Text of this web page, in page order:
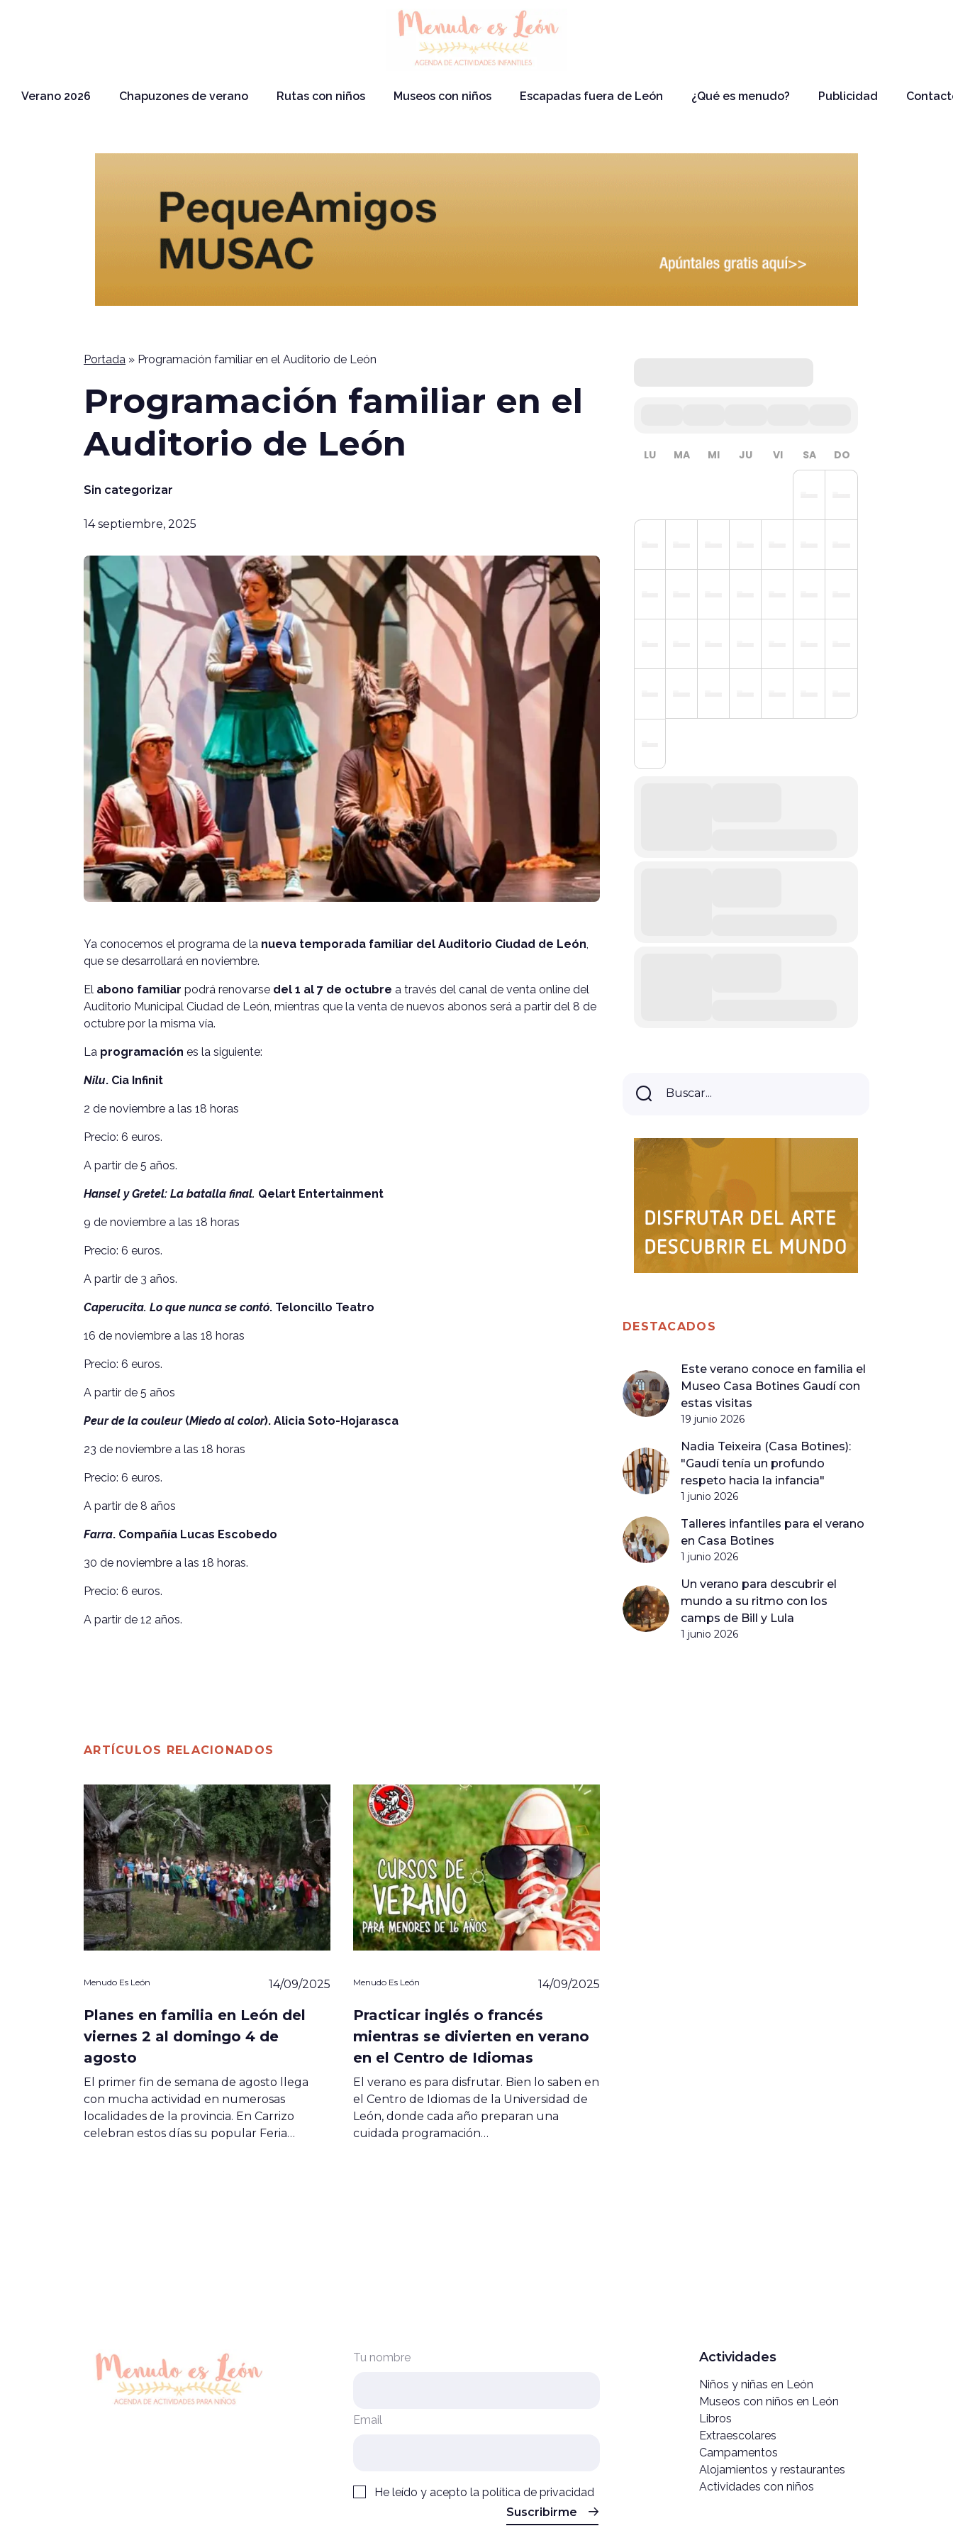
Verano 2026 Chapuzones de verano Rutas con niños Museos con niños Escapadas fuera de León ¿Qué es menudo? Publicidad
Portada » Programación familiar en el Auditorio de León
Programación familiar en el
Auditorio de León
Sin categorizar
14 septiembre, 2025
Ya conocemos el programa de la nueva temporada familiar del Auditorio Ciudad de León,
que se desarrollará en noviembre.
El abono familiar podrá renovarse del 1 al 7 de octubre a través del canal de venta online del
Auditorio Municipal Ciudad de León, mientras que la venta de nuevos abonos será a partir del 8 de
octubre por la misma vía.
La programación es la siguiente:
Nilu. Cia Infinit
2 de noviembre a las 18 horas
Precio: 6 euros.
A partir de 5 años.
Hansel y Gretel: La batalla final. Qelart Entertainment
9 de noviembre a las 18 horas
Precio: 6 euros.
A partir de 3 años.
Caperucita. Lo que nunca se contó. Teloncillo Teatro
16 de noviembre a las 18 horas
Precio: 6 euros.
A partir de 5 años
Peur de la couleur(Miedo al color). Alicia Soto-Hojarasca
23 de noviembre a las 18 horas
Precio: 6 euros.
A partir de 8 años
Farra. Compañía Lucas Escobedo
30 de noviembre a las 18 horas.
Precio: 6 euros.
A partir de 12 años.
ARTÍCULOS RELACIONADOS
Menudo Es León 14/09/2025
Planes en familia en León del
viernes 2 al domingo 4 de
agosto
El primer fin de semana de agosto llega
con mucha actividad en numerosas
localidades de la provincia. En Carrizo
celebran estos días su popular Feria…
Menudo Es León 14/09/2025
Practicar inglés o francés
mientras se divierten en verano
en el Centro de Idiomas
El verano es para disfrutar. Bien lo saben en
el Centro de Idiomas de la Universidad de
León, donde cada año preparan una
cuidada programación…
LU MA MI JU VI SA DO
Buscar...
Buscar
DESTACADOS
Este verano conoce en familia el
Museo Casa Botines Gaudí con
estas visitas
19 junio 2026
Nadia Teixeira (Casa Botines):
"Gaudí tenía un profundo
respeto hacia la infancia"
1 junio 2026
Talleres infantiles para el verano
en Casa Botines
1 junio 2026
Un verano para descubrir el
mundo a su ritmo con los
camps de Bill y Lula
1 junio 2026
Tu nombre
Email
He leído y acepto la política de privacidad
Suscribirme
Actividades
Niños y niñas en León
Museos con niños en León
Libros
Extraescolares
Campamentos
Alojamientos y restaurantes
Actividades con niños